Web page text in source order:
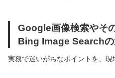
Google画像検索やそ
Bing Image Search
実務で迷いがちなポイントを、現